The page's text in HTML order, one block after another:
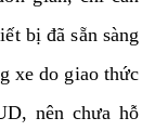
bị đã sẵn sàng
xe do giao thức
nên chưa hỗ